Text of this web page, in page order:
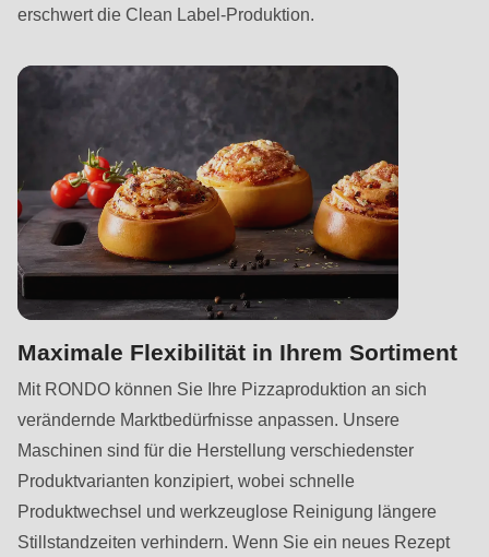
erschwert die Clean Label-Produktion.
Maximale Flexibilität in Ihrem Sortiment
Mit RONDO können Sie Ihre Pizzaproduktion an sich
verändernde Marktbedürfnisse anpassen. Unsere
Maschinen sind für die Herstellung verschiedenster
Produktvarianten konzipiert, wobei schnelle
Produktwechsel und werkzeuglose Reinigung längere
Stillstandzeiten verhindern. Wenn Sie ein neues Rezept